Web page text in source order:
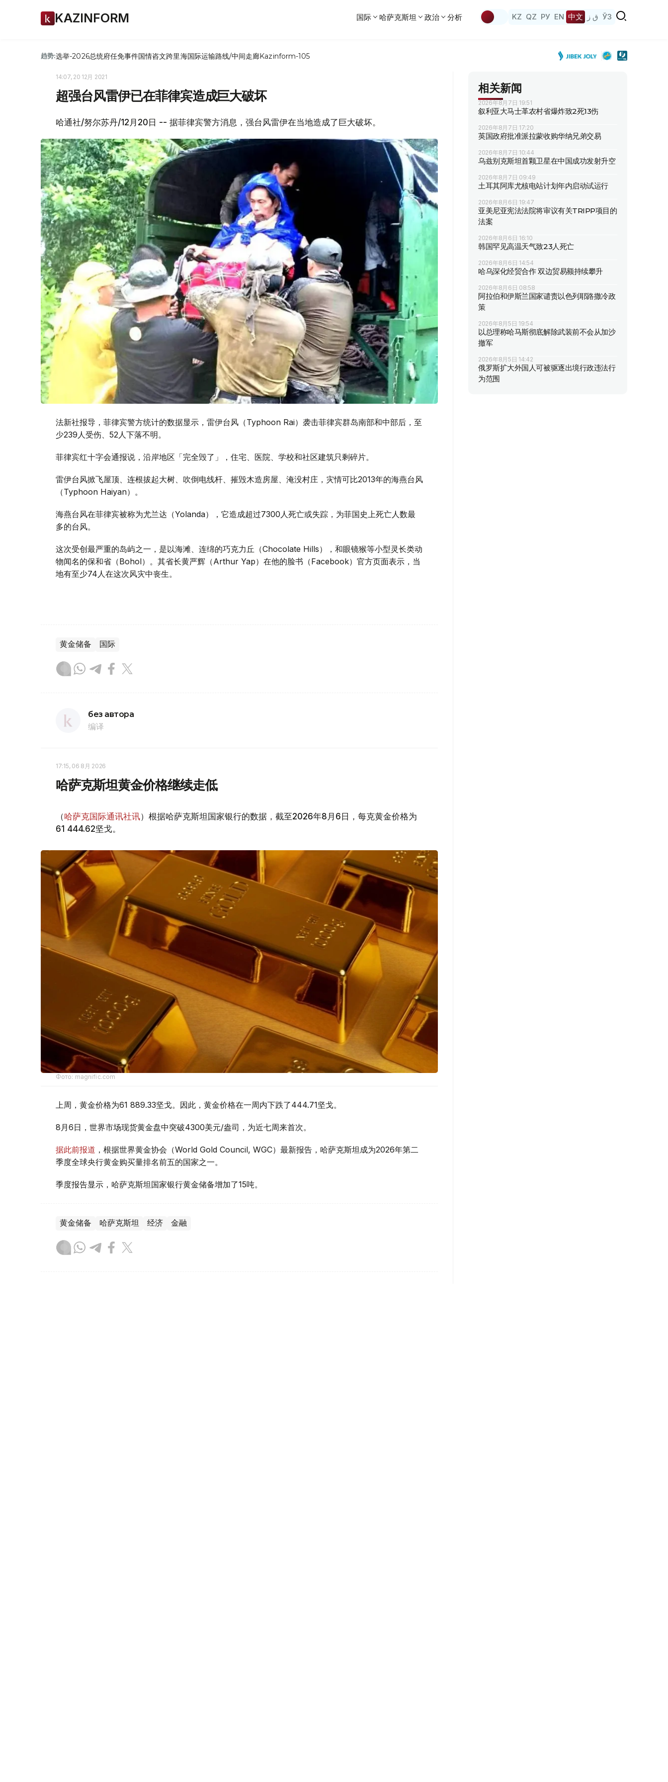
KAZINFORM 国际 哈萨克斯坦 政治 分析 KZ QZ РУ EN 中文 ق ز ЎЗ
趋势:选举-2026总统府任免事件国情咨文跨里海国际运输路线/中间走廊Kazinform-105
14:07, 20 12月 2021
超强台风雷伊已在菲律宾造成巨大破坏
哈通社/努尔苏丹/12月20日 -- 据菲律宾警方消息，强台风雷伊在当地造成了巨大破坏。
法新社报导，菲律宾警方统计的数据显示，雷伊台风（Typhoon Rai）袭击菲律宾群岛南部和中部后，至
少239人受伤、52人下落不明。
菲律宾红十字会通报说，沿岸地区「完全毁了」，住宅、医院、学校和社区建筑只剩碎片。
雷伊台风掀飞屋顶、连根拔起大树、吹倒电线杆、摧毁木造房屋、淹没村庄，灾情可比2013年的海燕台风
（Typhoon Haiyan）。
海燕台风在菲律宾被称为尤兰达（Yolanda），它造成超过7300人死亡或失踪，为菲国史上死亡人数最
多的台风。
这次受创最严重的岛屿之一，是以海滩、连绵的巧克力丘（Chocolate Hills），和眼镜猴等小型灵长类动
物闻名的保和省（Bohol）。其省长黄严辉（Arthur Yap）在他的脸书（Facebook）官方页面表示，当
地有至少74人在这次风灾中丧生。
黄金储备 国际
без автора
编译
17:15, 06 8月 2026
哈萨克斯坦黄金价格继续走低
（哈萨克国际通讯社讯）根据哈萨克斯坦国家银行的数据，截至2026年8月6日，每克黄金价格为
61 444.62坚戈。
Фото: magnific.com
上周，黄金价格为61 889.33坚戈。因此，黄金价格在一周内下跌了444.71坚戈。
8月6日，世界市场现货黄金盘中突破4300美元/盎司，为近七周来首次。
据此前报道 ，根据世界黄金协会（World Gold Council, WGC）最新报告，哈萨克斯坦成为2026年第二
季度全球央行黄金购买量排名前五的国家之一。
季度报告显示，哈萨克斯坦国家银行黄金储备增加了15吨。
黄金储备 哈萨克斯坦 经济 金融
相关新闻
2026年8月7日 19:51
叙利亚大马士革农村省爆炸致2死13伤
2026年8月7日 17:20
英国政府批准派拉蒙收购华纳兄弟交易
2026年8月7日 10:44
乌兹别克斯坦首颗卫星在中国成功发射升空
2026年8月7日 09:49
土耳其阿库尤核电站计划年内启动试运行
2026年8月6日 19:47
亚美尼亚宪法法院将审议有关TRIPP项目的
法案
2026年8月6日 16:10
韩国罕见高温天气致23人死亡
2026年8月6日 14:54
哈乌深化经贸合作 双边贸易额持续攀升
2026年8月6日 08:58
阿拉伯和伊斯兰国家谴责以色列耶路撒冷政
策
2026年8月5日 19:54
以总理称哈马斯彻底解除武装前不会从加沙
撤军
2026年8月5日 14:42
俄罗斯扩大外国人可被驱逐出境行政违法行
为范围